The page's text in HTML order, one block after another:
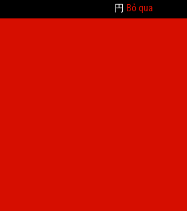
円 Bỏ qua